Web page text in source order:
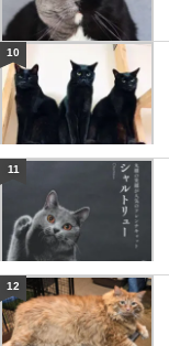
10
11
12